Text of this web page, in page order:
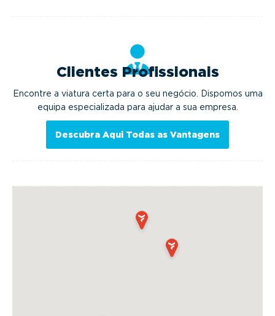
Clientes Profissionais
Encontre a viatura certa para o seu negócio. Dispomos uma
equipa especializada para ajudar a sua empresa.
Descubra Aqui Todas as Vantagens